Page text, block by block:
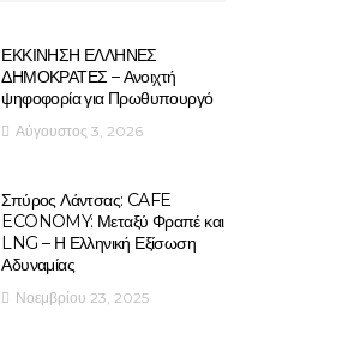
ΕΚΚΙΝΗΣΗ ΕΛΛΗΝΕΣ
ΔΗΜΟΚΡΑΤΕΣ – Ανοιχτή
ψηφοφορία για Πρωθυπουργό
Αύγουστος 3, 2026
Σπύρος Λάντσας: CAFE
ECONOMY: Μεταξύ Φραπέ και
LNG – Η Ελληνική Εξίσωση
Αδυναμίας
Νοεμβρίου 23, 2025